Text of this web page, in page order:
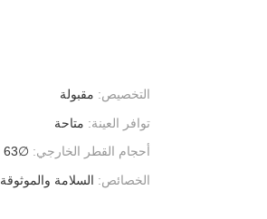
التخصيص: مقبولة
توافر العينة: متاحة
أحجام القطر الخارجي: ∅63 ، ∅72 ، ∅82 ، ∅93 ، إلخ.
الخصائص: السلامة والموثوقة